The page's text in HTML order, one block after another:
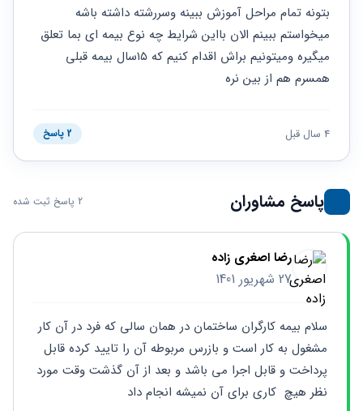
برنامه نویسی
طلاق
حقوقی
مهریه
حقوقی
کسب
و کار
سئو و
بهینه
سازی
سایت
ثبت
شرکت
همسرم هم از بین نره
4 سال قبل 2 پاسخ
پاسخ مشاوران 2 پاسخ ثبت شده
رضا اصغری زاده
27 شهریور 1401
نظر هیچ  کاری برای آن نمیشه انجام داد